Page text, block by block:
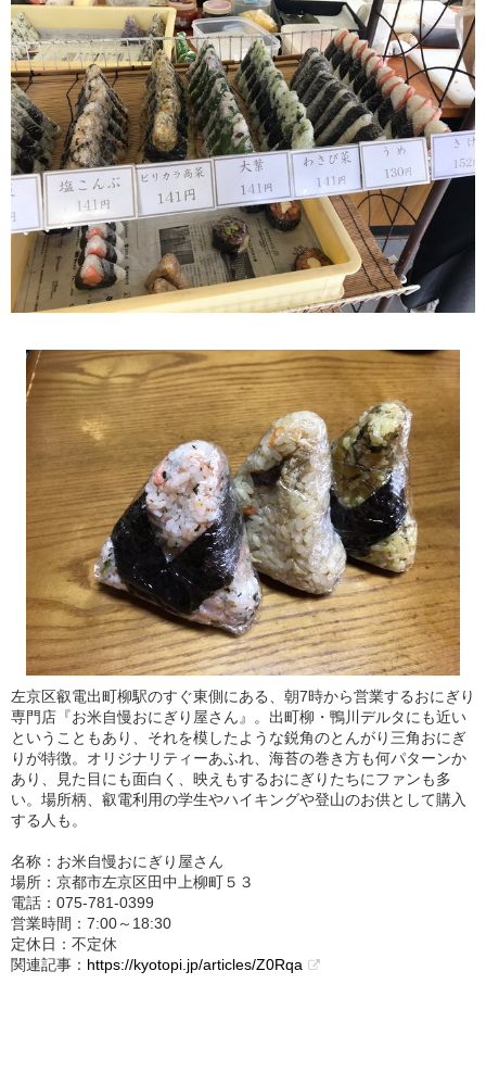
左京区叡電出町柳駅のすぐ東側にある、朝7時から営業するおにぎり
専門店『お米自慢おにぎり屋さん』。出町柳・鴨川デルタにも近い
ということもあり、それを模したような鋭角のとんがり三角おにぎ
りが特徴。オリジナリティーあふれ、海苔の巻き方も何パターンか
あり、見た目にも面白く、映えもするおにぎりたちにファンも多
い。場所柄、叡電利用の学生やハイキングや登山のお供として購入
する人も。
名称：お米自慢おにぎり屋さん
場所：京都市左京区田中上柳町５３
電話：075‐781‐0399
営業時間：7:00～18:30
定休日：不定休
関連記事： https://kyotopi.jp/articles/Z0Rqa